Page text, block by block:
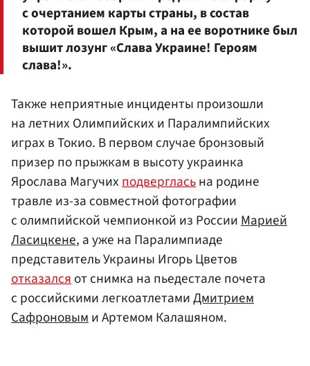
с очертанием карты страны, в состав
которой вошел Крым, а на ее воротнике был
вышит лозунг «Слава Украине! Героям
слава!».
Также неприятные инциденты произошли
на летних Олимпийских и Паралимпийских
играх в Токио. В первом случае бронзовый
призер по прыжкам в высоту украинка
Ярослава Магучихподвергласьна родине
травле из-за совместной фотографии
с олимпийской чемпионкой из РоссииМарией
Ласицкене, а уже на Паралимпиаде
представитель Украины Игорь Цветов
отказалсяот снимка на пьедестале почета
с российскими легкоатлетамиДмитрием
Сафроновыми Артемом Калашяном.